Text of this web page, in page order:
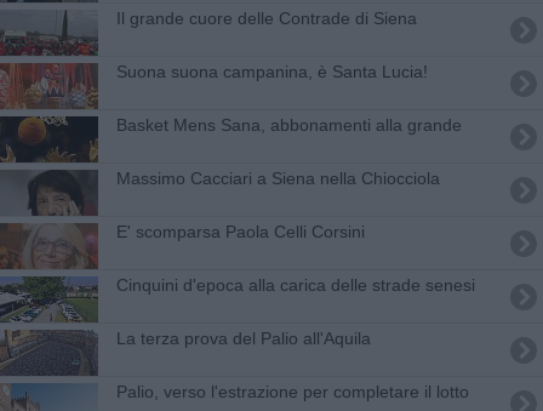
Il grande cuore delle Contrade di Siena
Suona suona campanina, è Santa Lucia!
Basket Mens Sana, abbonamenti alla grande
Massimo Cacciari a Siena nella Chiocciola
E' scomparsa Paola Celli Corsini
Cinquini d'epoca alla carica delle strade senesi
​La terza prova del Palio all'Aquila
Palio, verso l'estrazione per completare il lotto